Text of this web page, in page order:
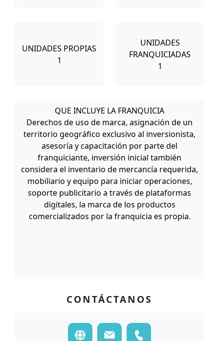
UNIDADES PROPIAS
1
UNIDADES
FRANQUICIADAS
1
QUE INCLUYE LA FRANQUICIA
Derechos de uso de marca, asignación de un
territorio geográfico exclusivo al inversionista,
asesoría y capacitación por parte del
franquiciante, inversión inicial también
considera el inventario de mercancía requerida,
mobiliario y equipo para iniciar operaciones,
soporte publicitario a través de plataformas
digitales, la marca de los productos
comercializados por la franquicia es propia.
CONTÁCTANOS